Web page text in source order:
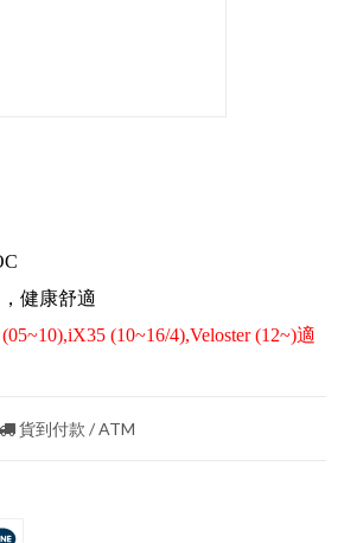
健康舒適
(10~16/4),Veloster (12~)適
貨到付款 / ATM